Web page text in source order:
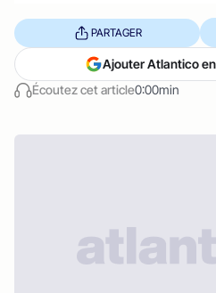
Écoutez cet article0:00min
PARTAGER
Ajouter Atlantico